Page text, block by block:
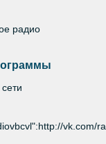
радио
vk.com/